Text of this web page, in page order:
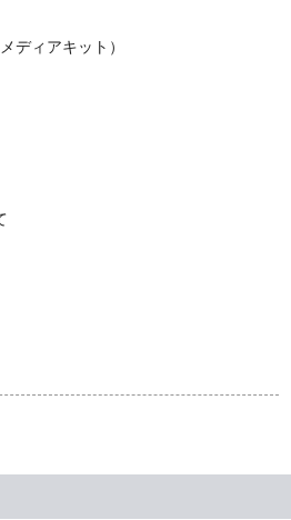
ディアキット）